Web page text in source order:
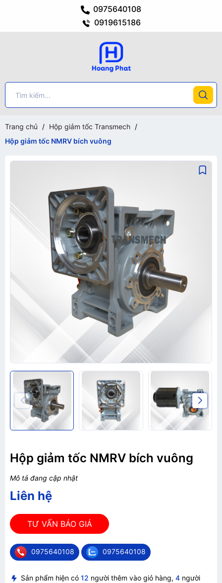
0975640108
0919615186
Trang chủ / Hộp giảm tốc Transmech /
Hộp giảm tốc NMRV bích vuông
Hộp giảm tốc NMRV bích vuông
Mô tả đang cập nhật
Liên hệ
TƯ VẤN BÁO GIÁ
0975640108 0975640108
Sản phẩm hiện có 12 người thêm vào giỏ hàng, 4 người